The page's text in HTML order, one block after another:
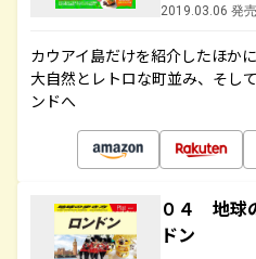
2019.03.06 発売
カウアイ島だけを紹介したほか
大自然とレトロな町並み、そし
ンドへ
０４ 地球
ドン